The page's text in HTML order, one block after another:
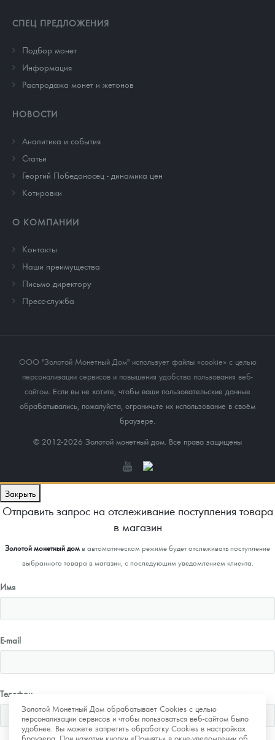
СПЕЦ ПРЕДЛОЖЕНИЯ
Подбор монет
Информация
Распродажа монет и жетонов
НОВОСТИ
Аналитика и события
Cтатьи
Георгий Победоносец - динамика цен
Котировки
О КОМПАНИИ
Контакты
Наши преимущества
Письмо директору
Пресс-служба
ООО "Золотой Монетный Дом" использует файлы «cookie» с целью
персонализации сервисов и повышения удобства пользования веб-
сайтом. Если вы не хотите, чтобы ваши пользовательские данные
обрабатывались, пожалуйста, ограничьте их использование в своём
браузере.
© 2012-2026 Золотой монетный дом. Все права защищены
Золотой Монетный Дом обрабатывает Cookies с целью
персонализации сервисов и чтобы пользоваться веб-сайтом было
удобнее. Вы можете запретить обработку Cookies в настройках
браузера. При нажатии кнопки «Принять» в окне-уведомлении об
Закрыть
Отправить запрос на отслеживание поступления товара
в магазин
Золотой монетный домв автоматическом режиме будет отслеживать поступление
выбранного товара в магазин, с последующим уведомлением клиента.
Имя
E-mail
Телефон